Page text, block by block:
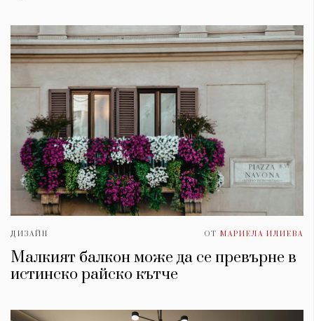
ДИЗАЙН ОТ МАРИЕЛА ИЛИЕВА
Малкият балкон може да се превърне в
истинско райско кътче